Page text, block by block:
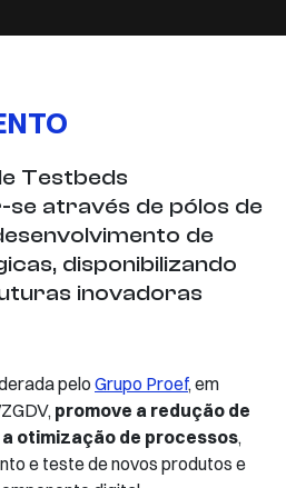
Testbeds
através de pólos de
de
disponibilizando
inovadoras
pelo Grupo Proef, em
promove a redução de
otimização de processos,
e teste de novos produtos e